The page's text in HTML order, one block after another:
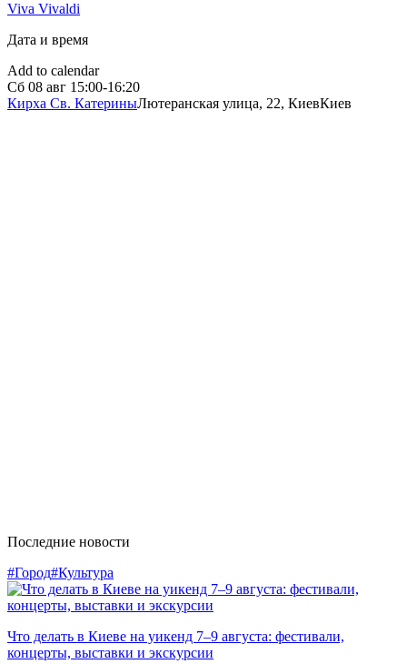
Viva Vivaldi
Дата и время
Add to calendar
Сб 08 авг 15:00-16:20
Кирха Св. КатериныЛютеранская улица, 22, КиевКиев
Последние новости
#Город#Культура
Что делать в Киеве на уикенд 7–9 августа: фестивали,
концерты, выставки и экскурсии